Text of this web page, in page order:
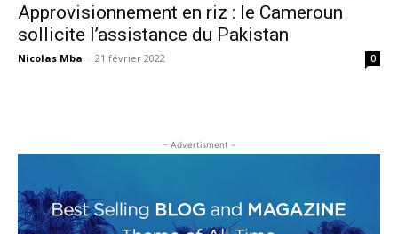
Approvisionnement en riz : le Cameroun
sollicite l’assistance du Pakistan
Nicolas Mba - 21 février 2022 0
- Advertisment -